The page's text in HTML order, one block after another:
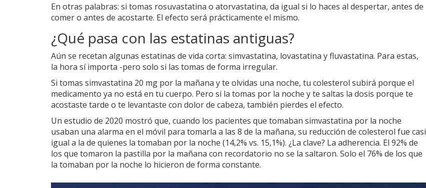
En otras palabras: si tomas rosuvastatina o atorvastatina, da igual si lo haces al despertar, antes de
comer o antes de acostarte. El efecto será prácticamente el mismo.
¿Qué pasa con las estatinas antiguas?
Aún se recetan algunas estatinas de vida corta: simvastatina, lovastatina y fluvastatina. Para estas,
la hora sí importa -pero solo si las tomas de forma irregular.
Si tomas simvastatina 20 mg por la mañana y te olvidas una noche, tu colesterol subirá porque el
medicamento ya no está en tu cuerpo. Pero si la tomas por la noche y te saltas la dosis porque te
acostaste tarde o te levantaste con dolor de cabeza, también pierdes el efecto.
Un estudio de 2020 mostró que, cuando los pacientes que tomaban simvastatina por la noche
usaban una alarma en el móvil para tomarla a las 8 de la mañana, su reducción de colesterol fue casi
igual a la de quienes la tomaban por la noche (14,2% vs. 15,1%). ¿La clave? La adherencia. El 92% de
los que tomaron la pastilla por la mañana con recordatorio no se la saltaron. Solo el 76% de los que
la tomaban por la noche lo hicieron de forma constante.